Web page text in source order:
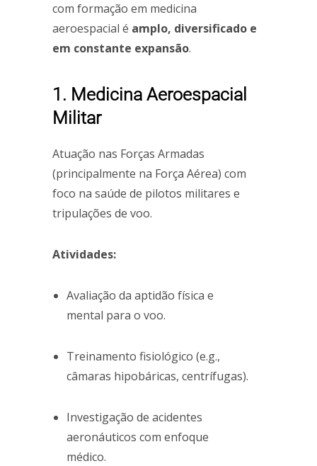
com formação em medicina
aeroespacial é amplo, diversificado e
em constante expansão.
1. Medicina Aeroespacial
Militar
Atuação nas Forças Armadas
(principalmente na Força Aérea) com
foco na saúde de pilotos militares e
tripulações de voo.
Atividades:
Avaliação da aptidão física e
mental para o voo.
Treinamento fisiológico (e.g.,
câmaras hipobáricas, centrífugas).
Investigação de acidentes
aeronáuticos com enfoque
médico.